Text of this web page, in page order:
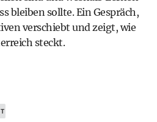
bleiben sollte. Ein Gespräch,
verschiebt und zeigt, wie
steckt.